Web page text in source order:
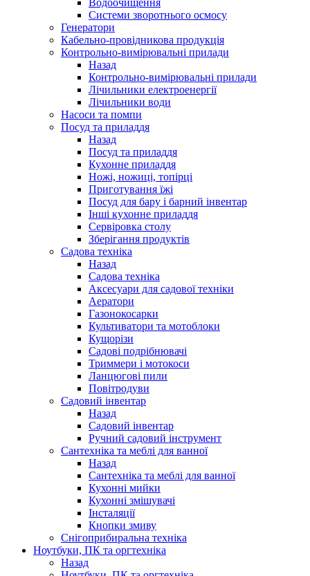
Водоочищення
Системи зворотнього осмосу
Генератори
Кабельно-провідникова продукція
Контрольно-вимірювальні прилади
Назад
Контрольно-вимірювальні прилади
Лічильники електроенергії
Лічильники води
Насоси та помпи
Посуд та приладдя
Назад
Посуд та приладдя
Кухонне приладдя
Ножі, ножиці, топірці
Приготування їжі
Посуд для бару і барний інвентар
Інші кухонне приладдя
Сервіровка столу
Зберігання продуктів
Садова техніка
Назад
Садова техніка
Аксесуари для садової техніки
Аератори
Газонокосарки
Культиватори та мотоблоки
Кущорізи
Садові подрібнювачі
Триммери і мотокоси
Ланцюгові пили
Повітродуви
Садовий інвентар
Назад
Садовий інвентар
Ручний садовий інструмент
Сантехніка та меблі для ванної
Назад
Сантехніка та меблі для ванної
Кухонні мийки
Кухонні змішувачі
Інсталяції
Кнопки змиву
Снігоприбиральна техніка
Ноутбуки, ПК та оргтехніка
Назад